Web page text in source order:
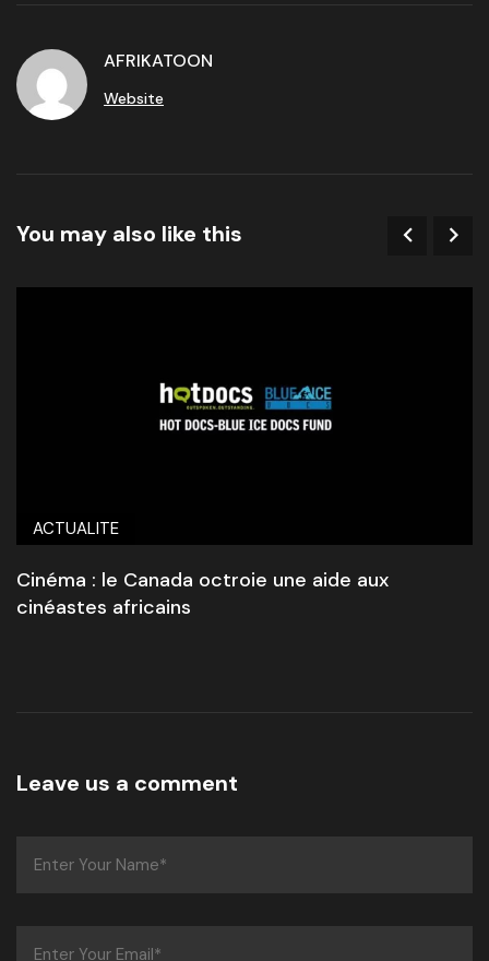
AFRIKATOON
Website
You may also like this
ACTUALITE
Cinéma : le Canada octroie une aide aux
cinéastes africains
Leave us a comment